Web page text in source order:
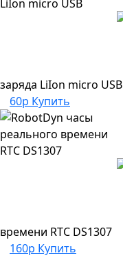
заряда LiIon micro USB
60р Купить
времени RTC DS1307
160р Купить